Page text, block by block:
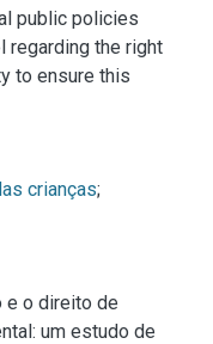
public policies
regarding the right
to ensure this
crianças;
e o direito de
um estudo de